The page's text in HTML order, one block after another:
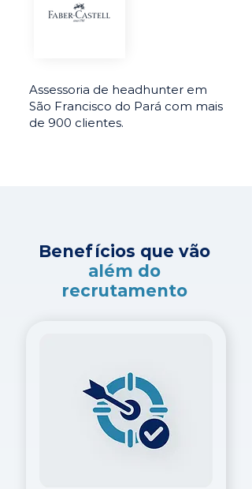
Assessoria de headhunter em
São Francisco do Pará com mais
de 900 clientes.
Benefícios que vão
além do
recrutamento